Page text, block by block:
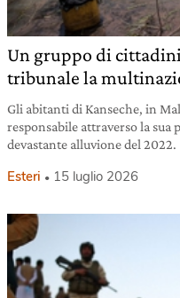
Un gruppo di
tribunale la
Gli abitanti di Kanseche, in
responsabile attraverso la sua
devastante alluvione del 2022.
Esteri 15 luglio 2026